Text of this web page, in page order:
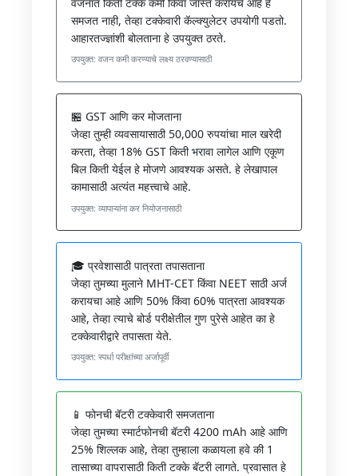
समजत नाही, तेव्हा टक्केवारी कॅल्क्युलेटर उपयोगी पडतो.
आहारतज्ज्ञांशी बोलताना हे उपयुक्त ठरते.
उपयुक्त: वजन कमी करण्याचे लक्ष्य ठरवण्यासाठी
🏪 GST आणि कर मोजताना
जेव्हा तुम्ही व्यवसायासाठी 50,000 रुपयांचा माल खरेदी
करता, तेव्हा 18% GST किती भरावा लागेल आणि एकूण
बिल किती येईल हे मोजणे आवश्यक असते. हे लेखापाल
कामासाठी अत्यंत महत्त्वाचे आहे.
उपयुक्त: व्यापाऱ्यांना कर नियोजनासाठी
🎓 प्रवेशासाठी पात्रता तपासताना
जेव्हा तुमच्या मुलाने MHT-CET किंवा NEET साठी अर्ज
करायचा आहे आणि 50% किंवा 60% पात्रता आवश्यक
आहे, तेव्हा त्याचे बोर्ड परीक्षेतील गुण पुरेसे आहेत का हे
टक्केवारीद्वारे तपासता येते.
उपयुक्त: स्पर्धा परीक्षांच्या अर्जापूर्वी
📱 फोनची बॅटरी टक्केवारी समजताना
जेव्हा तुमच्या स्मार्टफोनची बॅटरी 4200 mAh आहे आणि
25% शिल्लक आहे, तेव्हा तुम्हाला कळायला हवे की 1
तासाच्या वापरासाठी किती टक्के बॅटरी लागते. प्रवासात हे